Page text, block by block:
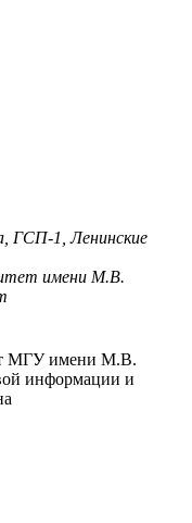
ГСП-1, Ленинские
имени М.В.
МГУ имени М.В.
информации и